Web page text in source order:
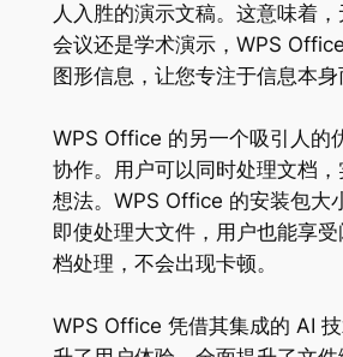
人入胜的演示文稿。这意味着
会议还是学术演示，WPS
图形信息，让您专注于信息本身
WPS Office 的另一个吸引人的
协作。用户可以同时处理文档
想法。WPS Office 的安装包大
即使处理大文件，用户也能享
档处理，不会出现卡顿。
WPS Office 凭借其集成的 AI